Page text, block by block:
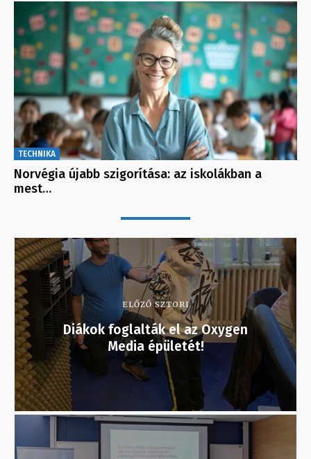
TECHNIKA
Norvégia újabb szigorítása: az iskolákban a
mest…
ELŐZŐ SZTORI
Diákok foglalták el az Oxygen
Media épületét!